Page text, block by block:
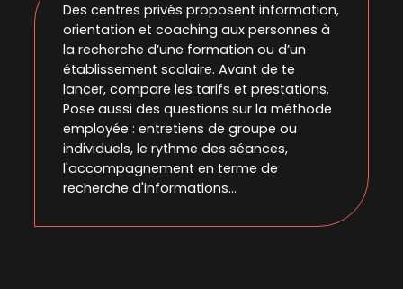
Des centres privés proposent information,
orientation et coaching aux personnes à
la recherche d’une formation ou d’un
établissement scolaire. Avant de te
lancer, compare les tarifs et prestations.
Pose aussi des questions sur la méthode
employée : entretiens de groupe ou
individuels, le rythme des séances,
l'accompagnement en terme de
recherche d'informations...